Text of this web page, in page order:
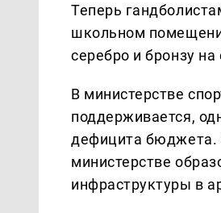
Теперь
школьном
серебро и бронзу
В министерстве
поддерживается,
дефицита бюджета.
министерстве
инфраструктуры в